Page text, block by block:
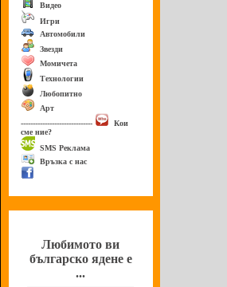
Видео
Игри
Автомобили
Звезди
Момичета
Технологии
Любопитно
Арт
------------------------------
Кои
сме ние?
SMS Реклама
Връзка с нас
Любимото ви
българско ядене е
...